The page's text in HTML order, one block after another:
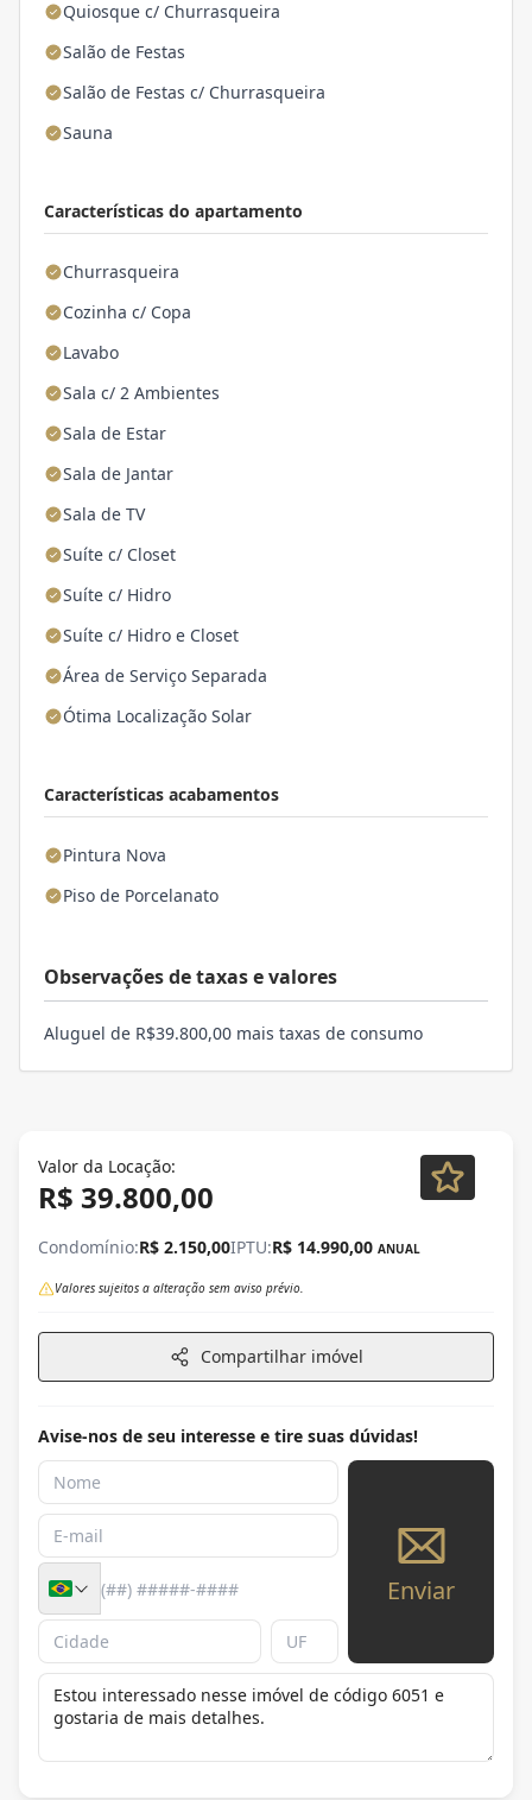
Quiosque c/ Churrasqueira
Salão de Festas
Salão de Festas c/ Churrasqueira
Sauna
Características do apartamento
Churrasqueira
Cozinha c/ Copa
Lavabo
Sala c/ 2 Ambientes
Sala de Estar
Sala de Jantar
Sala de TV
Suíte c/ Closet
Suíte c/ Hidro
Suíte c/ Hidro e Closet
Área de Serviço Separada
Ótima Localização Solar
Características acabamentos
Pintura Nova
Piso de Porcelanato
Observações de taxas e valores
Aluguel de R$39.800,00 mais taxas de consumo
Valor da Locação:
R$ 39.800,00
Condomínio:R$ 2.150,00IPTU:R$ 14.990,00 ANUAL
Valores sujeitos a alteração sem aviso prévio.
Compartilhar imóvel
Avise-nos de seu interesse e tire suas dúvidas!
Enviar